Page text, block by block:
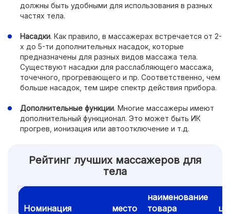
должны быть удобными для использования в разных
частях тела.
Насадки. Как правило, в массажерах встречается от 2-
х до 5-ти дополнительных насадок, которые
предназначены для разных видов массажа тела.
Существуют насадки для расслабляющего массажа,
точечного, прогревающего и пр. Соответственно, чем
больше насадок, тем шире спектр действия прибора.
Дополнительные функции. Многие массажеры имеют
дополнительный функционал. Это может быть ИК
прогрев, ионизация или автоотключение и т.д.
Рейтинг лучших массажеров для
тела
Номинация место
наименование
товара